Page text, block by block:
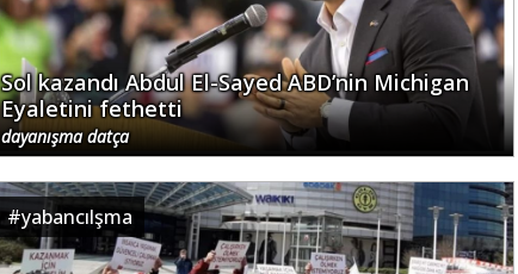
Sol kazandı Abdul El-Sayed ABD’nin Michigan
Eyaletini fethetti
dayanışma datça
#yabancılşma